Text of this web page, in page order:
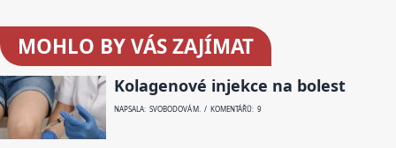
MOHLO BY VÁS ZAJÍMAT
Kolagenové injekce na bolest
NAPSALA: SVOBODOVÁ M. / KOMENTÁŘŮ: 9